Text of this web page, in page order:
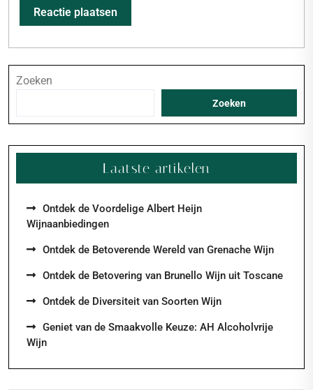
Zoeken
Zoeken
Laatste artikelen
Ontdek de Voordelige Albert Heijn
Wijnaanbiedingen
Ontdek de Betoverende Wereld van Grenache Wijn
Ontdek de Betovering van Brunello Wijn uit Toscane
Ontdek de Diversiteit van Soorten Wijn
Geniet van de Smaakvolle Keuze: AH Alcoholvrije
Wijn